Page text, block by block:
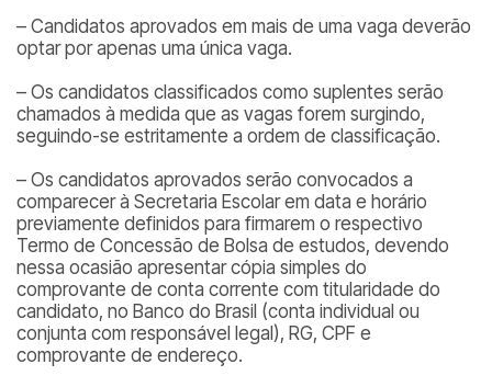
– Candidatos aprovados em mais de uma vaga deverão
optar por apenas uma única vaga.
– Os candidatos classificados como suplentes serão
chamados à medida que as vagas forem surgindo,
seguindo-se estritamente a ordem de classificação.
– Os candidatos aprovados serão convocados a
comparecer à Secretaria Escolar em data e horário
previamente definidos para firmarem o respectivo
Termo de Concessão de Bolsa de estudos, devendo
nessa ocasião apresentar cópia simples do
comprovante de conta corrente com titularidade do
candidato, no Banco do Brasil (conta individual ou
conjunta com responsável legal), RG, CPF e
comprovante de endereço.